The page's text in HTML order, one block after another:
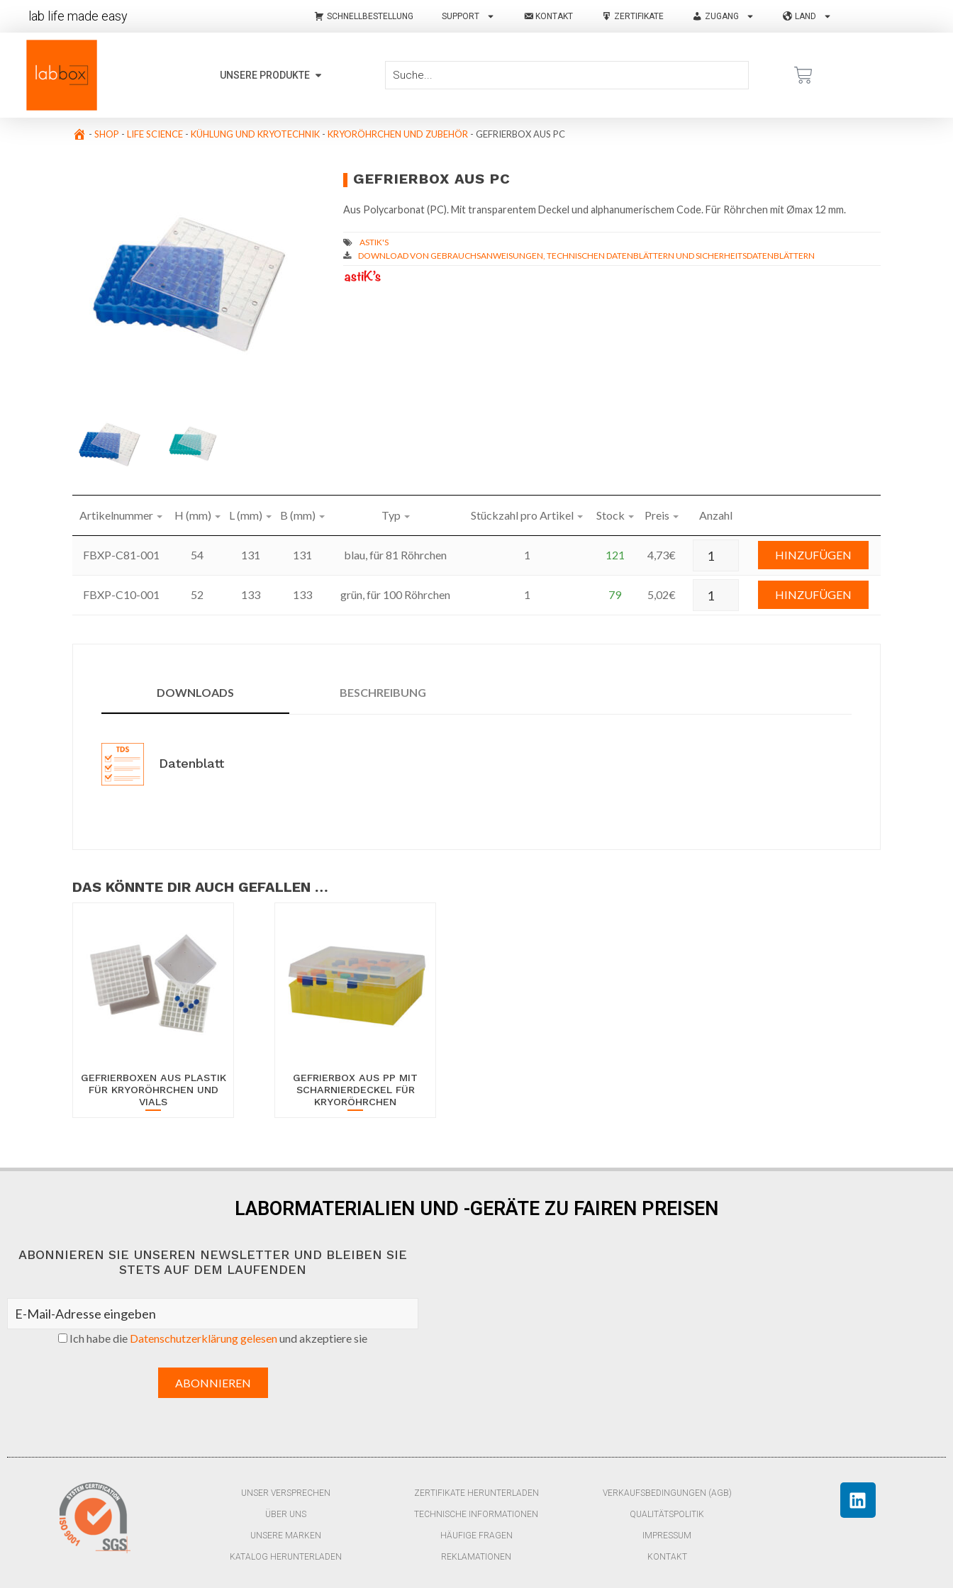
lab life made easy SCHNELLBESTELLUNG SUPPORT KONTAKT ZERTIFIKATE ZUGANG LAND
UNSERE PRODUKTE
- SHOP - LIFE SCIENCE - KÜHLUNG UND KRYOTECHNIK - KRYORÖHRCHEN UND ZUBEHÖR - GEFRIERBOX AUS PC
GEFRIERBOX AUS PC
Aus Polycarbonat (PC). Mit transparentem Deckel und alphanumerischem Code. Für Röhrchen mit Ømax 12 mm.
DOWNLOAD VON GEBRAUCHSANWEISUNGEN, TECHNISCHEN DATENBLÄTTERN UND SICHERHEITSDATENBLÄTTERN
Artikelnummer H (mm) L (mm) B (mm) Typ Stückzahl pro Artikel Stock Preis Anzahl
FBXP-C81-001 54 131 131 blau, für 81 Röhrchen 1 121 4,73€ HINZUFÜGEN
FBXP-C10-001 52 133 133 grün, für 100 Röhrchen 1 79 5,02€ HINZUFÜGEN
DOWNLOADS BESCHREIBUNG
Datenblatt
DAS KÖNNTE DIR AUCH GEFALLEN …
GEFRIERBOXEN AUS PLASTIK
FÜR KRYORÖHRCHEN UND
VIALS
GEFRIERBOX AUS PP MIT
SCHARNIERDECKEL FÜR
KRYORÖHRCHEN
LABORMATERIALIEN UND -GERÄTE ZU FAIREN PREISEN
ABONNIEREN SIE UNSEREN NEWSLETTER UND BLEIBEN SIE
STETS AUF DEM LAUFENDEN
Ich habe die Datenschutzerklärung gelesenund akzeptiere sie
UNSER VERSPRECHEN
ÜBER UNS
UNSERE MARKEN
KATALOG HERUNTERLADEN
ZERTIFIKATE HERUNTERLADEN
TECHNISCHE INFORMATIONEN
HÄUFIGE FRAGEN
REKLAMATIONEN
VERKAUFSBEDINGUNGEN (AGB)
QUALITÄTSPOLITIK
IMPRESSUM
KONTAKT